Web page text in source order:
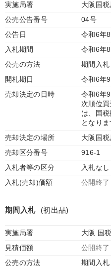
実施局署
大阪国税
公売公告番号
04号
公告日
令和6年
入札期間
令和6年
公売の方法
期間入札
開札期日
令和6年
売却決定の日時
令和6年
次順位
は、国
となりま
売却決定の場所
大阪国
売却区分番号
916-1
入札者等の区分
入札なし
入札(売却)価額
公開終了
期間入札 (初出品)
実施局署
大阪 国
見積価額
公開終了
公売の方法
期間入札